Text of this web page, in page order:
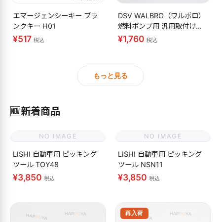
エマージェンシーキー ブラ
ンクキー H01
¥517税込
DSV WALBRO（ワルボロ）
燃料ポンプ用 汎用取付けキ
ット
¥1,760 税込
もっと見る
🆕新着商品
NO IMAGE
LISHI 自動車用 ピッキング
ツール TOY48
¥3,850 税込
NO IMAGE
LISHI 自動車用 ピッキング
ツール NSN11
¥3,850 税込
再入荷